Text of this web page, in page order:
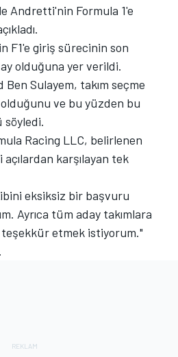
Andretti'nin Formula 1'e
F1'e giriş sürecinin son
olduğuna yer verildi.
Ben Sulayem, takım seçme
ve bu yüzden bu
Racing LLC, belirlenen
karşılayan tek
eksiksiz bir başvuru
Ayrıca tüm aday takımlara
teşekkür etmek istiyorum."